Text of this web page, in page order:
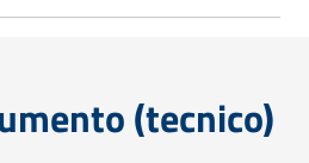
(tecnico)